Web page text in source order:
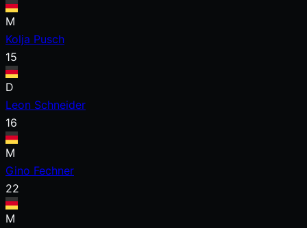
M
Kolja Pusch
15
D
Leon Schneider
16
M
Gino Fechner
22
M